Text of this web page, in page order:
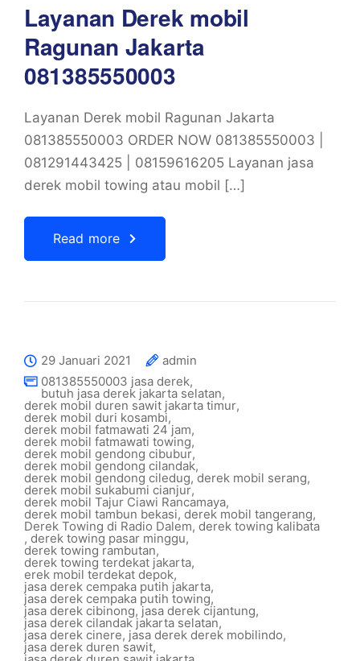
Layanan Derek mobil
Ragunan Jakarta
081385550003
Layanan Derek mobil Ragunan Jakarta
081385550003 ORDER NOW 081385550003 |
081291443425 | 08159616205 Layanan jasa
derek mobil towing atau mobil […]
Read more
29 Januari 2021
admin
081385550003 jasa derek,
butuh jasa derek jakarta selatan,
derek mobil duren sawit jakarta timur,
derek mobil duri kosambi,
derek mobil fatmawati 24 jam,
derek mobil fatmawati towing,
derek mobil gendong cibubur,
derek mobil gendong cilandak,
derek mobil gendong ciledug,derek mobil serang,
derek mobil sukabumi cianjur,
derek mobil Tajur Ciawi Rancamaya,
derek mobil tambun bekasi, derek mobil tangerang,
Derek Towing di Radio Dalem, derek towing kalibata
, derek towing pasar minggu,
derek towing rambutan,
derek towing terdekat jakarta,
erek mobil terdekat depok,
jasa derek cempaka putih jakarta,
jasa derek cempaka putih towing,
jasa derek cibinong,jasa derek cijantung,
jasa derek cilandak jakarta selatan,
jasa derek cinere, jasa derek derek mobilindo,
jasa derek duren sawit,